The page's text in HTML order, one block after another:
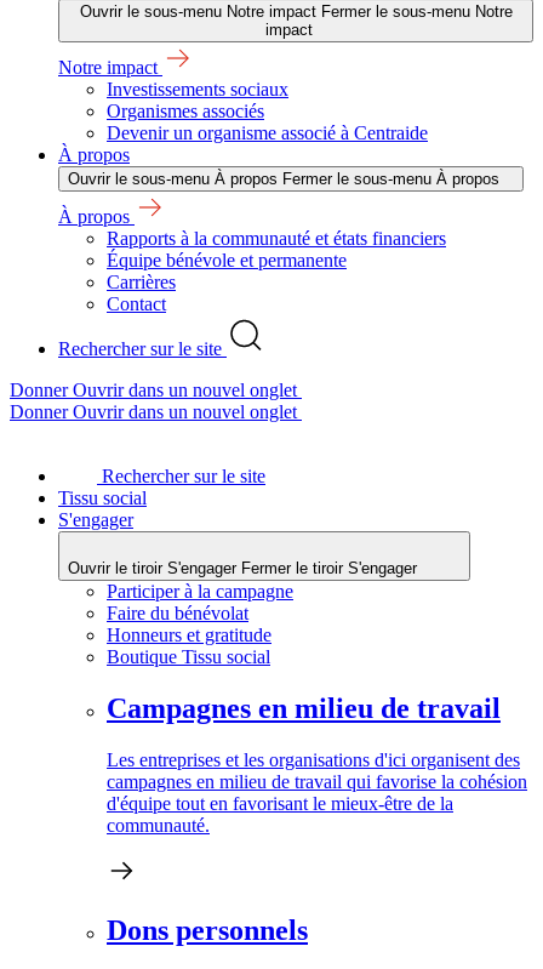
Ouvrir le sous-menu Notre impact Fermer le sous-menu Notre
impact
Notre impact
Investissements sociaux
Organismes associés
Devenir un organisme associé à Centraide
À propos
Ouvrir le sous-menu À propos Fermer le sous-menu À propos
À propos
Rapports à la communauté et états financiers
Équipe bénévole et permanente
Carrières
Contact
Rechercher sur le site
DonnerOuvrir dans un nouvel onglet
DonnerOuvrir dans un nouvel onglet
Rechercher sur le site
Tissu social
S'engager
Ouvrir le tiroir S'engager Fermer le tiroir S'engager
Participer à la campagne
Faire du bénévolat
Honneurs et gratitude
Boutique Tissu social
Campagnes en milieu de travail
Les entreprises et les organisations d'ici organisent des
campagnes en milieu de travail qui favorise la cohésion
d'équipe tout en favorisant le mieux-être de la
communauté.
Dons personnels